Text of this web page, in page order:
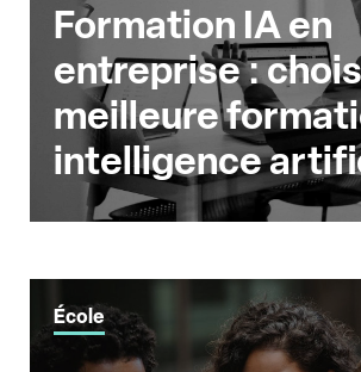
Formation IA en
entreprise :
meilleure
intelligence
École